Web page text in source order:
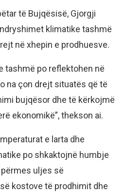
të Bujqësisë, Gjorgji
klimatike tashmë
në xhepin e prodhuesve.
tashmë po reflektohen në
na çon drejt situatës që të
bujqësor dhe të kërkojmë
ekonomikë”, thekson ai.
e larta dhe
po shkaktojnë humbje
uljes së
kostove të prodhimit dhe